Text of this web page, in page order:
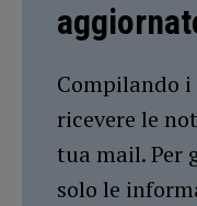
Compilando
ricevere le
tua mail. Per
solo le